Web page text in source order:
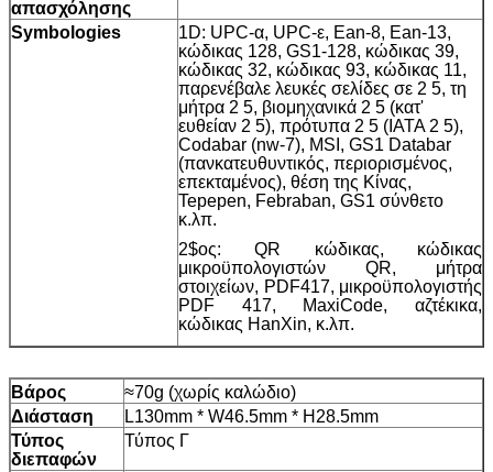
απασχόλησης
Symbologies
1D: UPC-α, UPC-ε, Ean-8, Ean-13,
κώδικας 128, GS1-128, κώδικας 39,
κώδικας 32, κώδικας 93, κώδικας 11,
παρενέβαλε λευκές σελίδες σε 2 5, τη
μήτρα 2 5, βιομηχανικά 2 5 (κατ'
ευθείαν 2 5), πρότυπα 2 5 (IATA 2 5),
Codabar (nw-7), MSI, GS1 Databar
(πανκατευθυντικός, περιορισμένος,
επεκταμένος), θέση της Κίνας,
Tepepen, Febraban, GS1 σύνθετο
κ.λπ.
2$ος: QR κώδικας, κώδικας
μικροϋπολογιστών QR, μήτρα
στοιχείων, PDF417, μικροϋπολογιστής
PDF 417, MaxiCode, αζτέκικα,
κώδικας HanXin, κ.λπ.
Βάρος
≈70g (χωρίς καλώδιο)
Διάσταση
L130mm * W46.5mm * H28.5mm
Τύπος
διεπαφών
Τύπος Γ